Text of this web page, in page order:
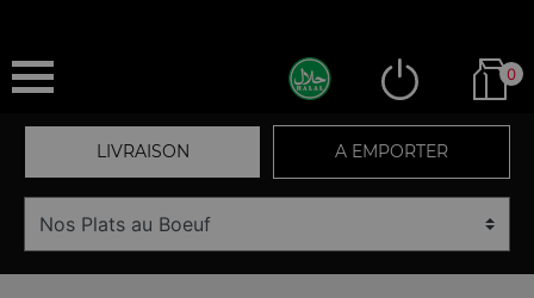
0
LIVRAISON A EMPORTER